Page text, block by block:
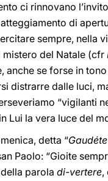
ci rinnovano
di
sempre, nella
del Natale (cfr
se forse in
distrarre dalle luci,
“vigilanti
Lui la vera luce del
detta “Gaudéte
Paolo: “Gioite
parola di-vertere,